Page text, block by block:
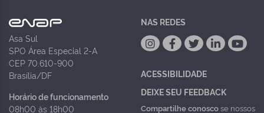
Asa Sul
SPO Área Especial 2-A
CEP 70.610-900
Brasília/DF
Horário de funcionamento
08h00 às 18h00
NAS REDES
ACESSIBILIDADE
DEIXE SEU FEEDBACK
Compartilhe conoscose nossos